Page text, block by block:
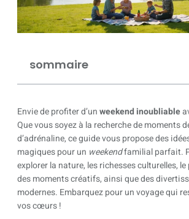
sommaire
Envie de profiter d’unweekend inoubliable
Que vous soyez à la recherche de moments
d’adrénaline, ce guide vous propose des
magiques pour un weekendfamilial parfait.
explorer la nature, les richesses culturelles,
des moments créatifs, ainsi que des
modernes. Embarquez pour un voyage qui
vos cœurs !